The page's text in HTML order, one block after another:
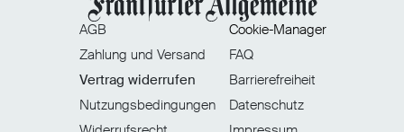
AGB
Zahlung und Versand
Vertrag widerrufen
Cookie-Manager
FAQ
Barrierefreiheit
Datenschutz
Nutzungsbedingungen